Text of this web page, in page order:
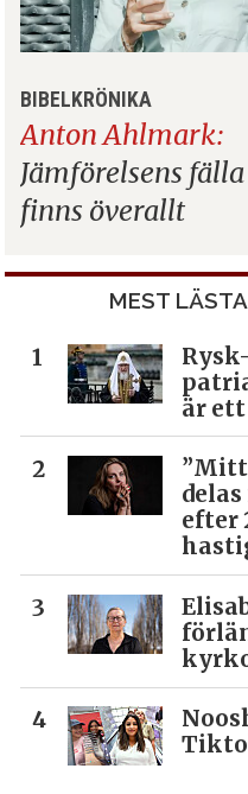
BIBELKRÖNIKA
Anton Ahlmark:
Jämförelsens fälla
finns överallt
MEST
är ett
efter